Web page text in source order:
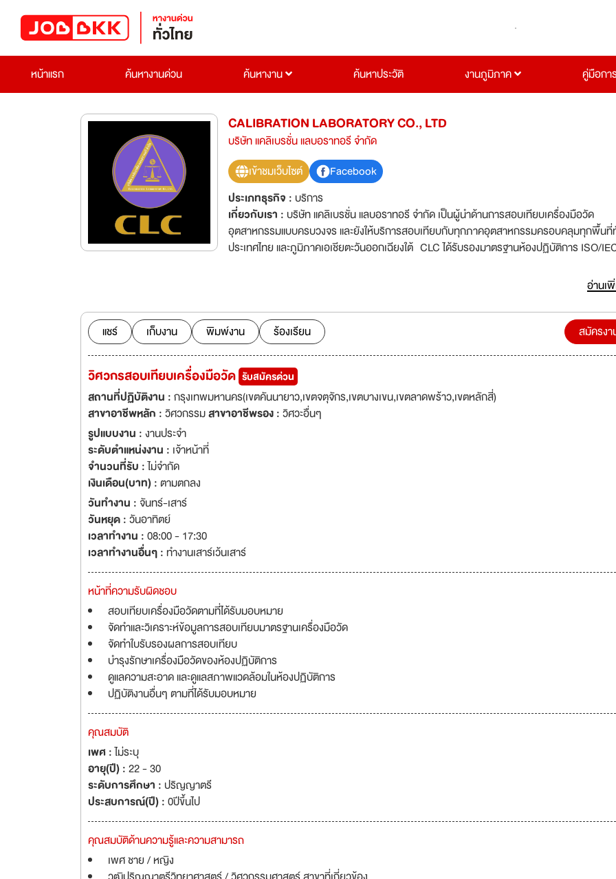
หน้าแรก ค้นหางานด่วน ค้นหางาน ค้นหาประวัติ งานภูมิภาค คู่มือกา
CALIBRATION LABORATORY CO., LTD
บริษัท แคลิเบรชั่น แลบอราทอรี จำกัด
เข้าชมเว็บไซต์
Facebook
ประเภทธุรกิจ :บริการ
เกี่ยวกับเรา :บริษัท แคลิเบรชั่น แลบอราทอรี จำกัด เป็นผู้นำด้านการสอบเทียบเครื่องมือวัด
อุตสาหกรรมแบบครบวงจร และยังให้บริการสอบเทียบกับทุกภาคอุตสาหกรรมครอบคลุมทุกพื้นที่
ประเทศไทย และภูมิภาคเอเชียตะวันออกเฉียงใต้ CLC ได้รับรองมาตรฐานห้องปฏิบัติการ ISO/
National Accreditation Board (ANAB) ประเทศสหรัฐอเมริกา ให้บริการสอบเทียบเครื่องมือวั
ภายใน และภายนอกสถานที่ ภายใต้การดูแลของทีมงานสอบเทียบที่มีความรู้และความชำนาญ เฉพ
ในแต่ละสาขาวัด เช่น 1.เครื่องมือวัดทางด้านความดันและสูญญากาศ, 2.ด้านมิติ, 3.ด้านอุณหภูมิและ
ความดัน, 4.ด้านแรงบิดและแรง, 5.ด้านไฟฟ้า, 6.ด้านมวล และเครื่องชั่ง 7.ด้านเครื่องแก้ว และเคมี,
เครื่องมือแพทย์, 9.ด้านอัตราการไหล และอื่น ๆ ด้วยประสบการณ์และการพัฒนาอย่างต่อเนื่องยาวนาน
มากกว่า24ปี ปัจจุบันมีพนักงานมากกว่า 180 คน ทางบริษัทมีความประสงค์ รับบุคลากรที่มีความ
สามารถ และ มีศักยภาพ เพื่อรองรับการขยายงานให้ครอบคุมทั่วประเทศ มาเป็นส่วนหนึ่งของคว
สำเร็จพร้อมที่จะเติบโตและก้าวไปกับเรา
อ่านเ
แชร์ เก็บงาน พิมพ์งาน ร้องเรียน สมัครง
วิศวกรสอบเทียบเครื่องมือวัด รับสมัครด่วน
สถานที่ปฏิบัติงาน :กรุงเทพมหานคร(เขตคันนายาว,เขตจตุจักร,เขตบางเขน,เขตลาดพร้าว,เขตหลักสี่)
สาขาอาชีพหลัก :วิศวกรรมสาขาอาชีพรอง :วิศวะอื่นๆ
รูปแบบงาน :งานประจำ
ระดับตำแหน่งงาน : เจ้าหน้าที่
จำนวนที่รับ :ไม่จำกัด
เงินเดือน(บาท) :ตามตกลง
วันทำงาน : จันทร์-เสาร์
วันหยุด :วันอาทิตย์
เวลาทำงาน :08:00 - 17:30
เวลาทำงานอื่นๆ :ทำงานเสาร์เว้นเสาร์
หน้าที่ความรับผิดชอบ
สอบเทียบเครื่องมือวัดตามที่ได้รับมอบหมาย
จัดทำและวิเคราะห์ข้อมูลการสอบเทียบมาตรฐานเครื่องมือวัด
จัดทำใบรับรองผลการสอบเทียบ
บำรุงรักษาเครื่องมือวัดของห้องปฏิบัติการ
ดูแลความสะอาด และดูแลสภาพแวดล้อมในห้องปฏิบัติการ
ปฏิบัติงานอื่นๆ ตามที่ได้รับมอบหมาย
คุณสมบัติ
เพศ :ไม่ระบุ
อายุ(ปี) :22 - 30
ระดับการศึกษา :ปริญญาตรี
ประสบการณ์(ปี) :0ปีขึ้นไป
คุณสมบัติด้านความรู้และความสามารถ
เพศ ชาย / หญิง